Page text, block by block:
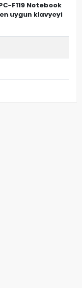
F119 Notebook
uygun klavyeyi